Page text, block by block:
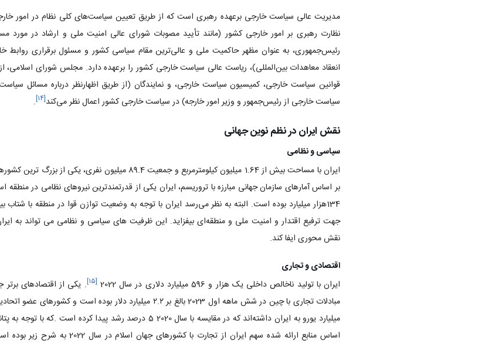
مدیریت عالی سیاست خارجی برعهده رهبری است که از طریق تعیین سیاست‌های کلی نظام در امور
نظارت رهبری بر امور خارجی کشور (مانند تأیید مصوبات شورای عالی امنیت ملی و ارشاد در مورد
رئیس‌جمهوری‌، به عنوان مظهر حاکمیت ملی و عالی‌ترین مقام سیاسی کشور و مسئول برقراری روابط
انعقاد معاهدات بین‌المللی‌)، ریاست عالی سیاست خارجی کشور را برعهده دارد. مجلس شورای اسلامی‌،
قوانین سیاست خارجی‌، کمیسیون سیاست خارجی‌، و نمایندگان (از طریق اظهارنظر درباره مسائل
سیاست خارجی از رئیس‌جمهور و وزیر امور خارجه‌) در سیاست خارجی کشور اعمال نظر می‌کند[۱۴]
.
نقش ایران در نظم نوین جهانی
سیاسی و نظامی
ایران با مساحت بیش از 1.64 میلیون کیلومترمربع و جمعیت 89.4
134هزار میلیارد بوده است. البته به نظر می‌رسد ایران با توجه به وضعیت توازن قوا در منطقه با
جهت ترفیع اقتدار و امنیت ملی و منطقه‌ای بیفزاید. این ظرفیت های سیاسی و نظامی می تواند به
نقش محوری ایفا کند.
اقتصادی و تجاری
ایران با تولید ناخالص داخلی یک هزار و 596 میلیارد دلاری در سال 2022
[۱۵]. یکی از اقتصادهای
میلیارد یورو به ایران داشته‌اند که در مقایسه با سال 2020 5 درصد رشد